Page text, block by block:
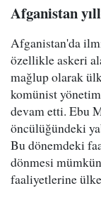
Afganistan
Afganistan'da
özellikle askeri
mağlup olarak
komünist
devam etti. Ebu
öncülüğündeki
Bu dönemdeki
dönmesi
faaliyetlerine ülke